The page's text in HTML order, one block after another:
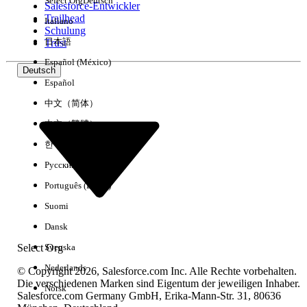
Erfahrung
Keine Ergebnisse
Salesforce-Entwickler
Trailhead
Schulung
Trust
Deutsch
Select Org
Italiano
日本語
Español (México)
Español
中文（简体）
中文（繁體）
한국어
Русский
Português (Brasil)
Suomi
Dansk
Svenska
Nederlands
Norsk
© Copyright 2026, Salesforce.com Inc. Alle Rechte vorbehalten.
Die verschiedenen Marken sind Eigentum der jeweiligen Inhaber.
Salesforce.com Germany GmbH, Erika-Mann-Str. 31, 80636